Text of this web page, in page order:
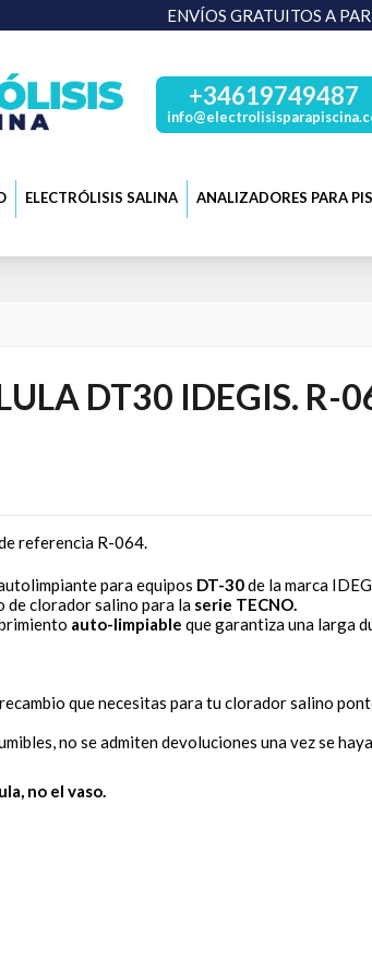
ENVÍOS GRATUITOS A
+34619749487
ELECTRÓLISIS SALINA ANALIZADORES PARA
DT30 IDEGIS. R-
referencia R-064.
para equipos DT-30de la marca
de clorador salino para la serie TECNO.
auto-limpiable que garantiza una larga
que necesitas para tu clorador salino
no se admiten devoluciones una vez se
no el vaso.